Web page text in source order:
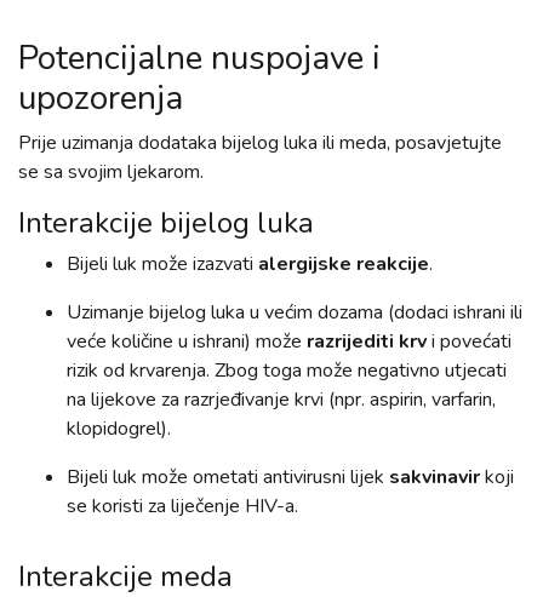
Potencijalne nuspojave i
upozorenja
Prije uzimanja dodataka bijelog luka ili meda, posavjetujte
se sa svojim ljekarom.
Interakcije bijelog luka
Bijeli luk može izazvati alergijske reakcije.
Uzimanje bijelog luka u većim dozama (dodaci ishrani ili
veće količine u ishrani) može razrijediti krvi povećati
rizik od krvarenja. Zbog toga može negativno utjecati
na lijekove za razrjeđivanje krvi (npr. aspirin, varfarin,
klopidogrel).
Bijeli luk može ometati antivirusni lijek sakvinavirkoji
se koristi za liječenje HIV-a.
Interakcije meda